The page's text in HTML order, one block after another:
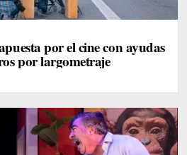
por el cine con ayudas
por largometraje